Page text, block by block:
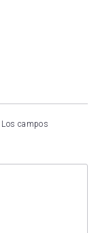
Los campos